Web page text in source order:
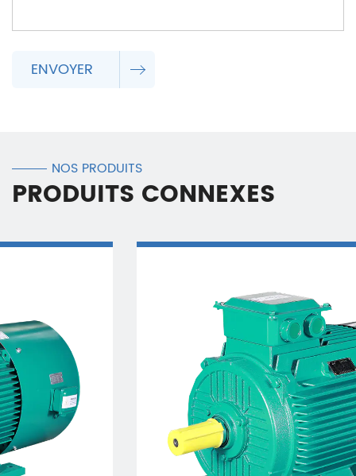
ENVOYER
NOS PRODUITS
PRODUITS CONNEXES